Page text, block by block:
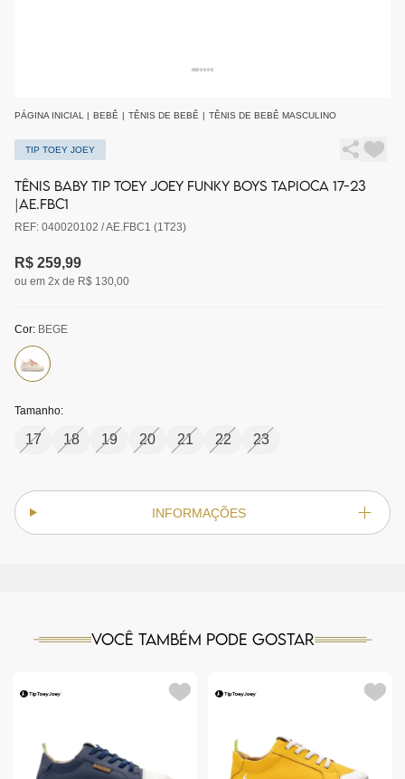
PÁGINA INICIAL | BEBÊ | TÊNIS DE BEBÊ | TÊNIS DE BEBÊ MASCULINO
TIP TOEY JOEY
TÊNIS BABY TIP TOEY JOEY FUNKY BOYS TAPIOCA 17-23
|AE.FBC1
REF: 040020102 / AE.FBC1 (1T23)
R$ 259,99
ou em 2x de R$ 130,00
Cor: BEGE
Tamanho:
17 18 19 20 21 22 23
INFORMAÇÕES
Você também pode gostar